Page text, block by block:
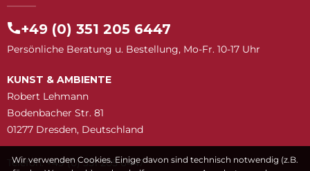
+49 (0) 351 205 6447
Persönliche Beratung u. Bestellung, Mo-Fr. 10-17 Uhr
KUNST & AMBIENTE
Robert Lehmann
Bodenbacher Str. 81
01277 Dresden, Deutschland
Telefon: +49 (0) 351 205 6447
Wir verwenden Cookies. Einige davon sind technisch notwendig (z.B.